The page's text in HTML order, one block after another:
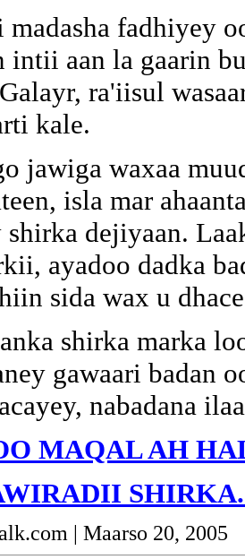
fadhiyey
intii aan la gaarin
ra'iisul
kale.
jawiga waxaa
isla mar
shirka dejiyaan.
ayadoo dadka
sida wax u
shirka marka
gawaari badan
nabadana
MAQAL AH
| Maarso 20, 2005